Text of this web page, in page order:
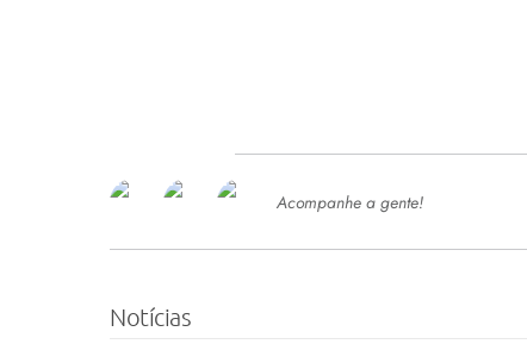
SERVIÇOS
SEMED
Acompanhe a gente!
Notícias